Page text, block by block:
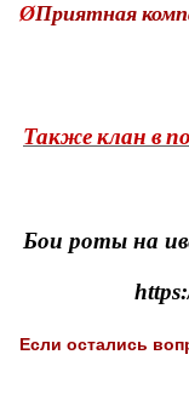
ØПриятная
Такжеклан в
Бои роты на
Если остались